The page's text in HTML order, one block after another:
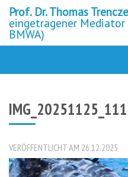
Prof. Dr. Thomas
eingetragener Mediator
BMWA)
VERÖFFENTLICHT AM 26.12.2025